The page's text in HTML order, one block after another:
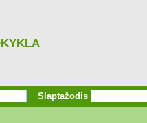
Slaptažodis